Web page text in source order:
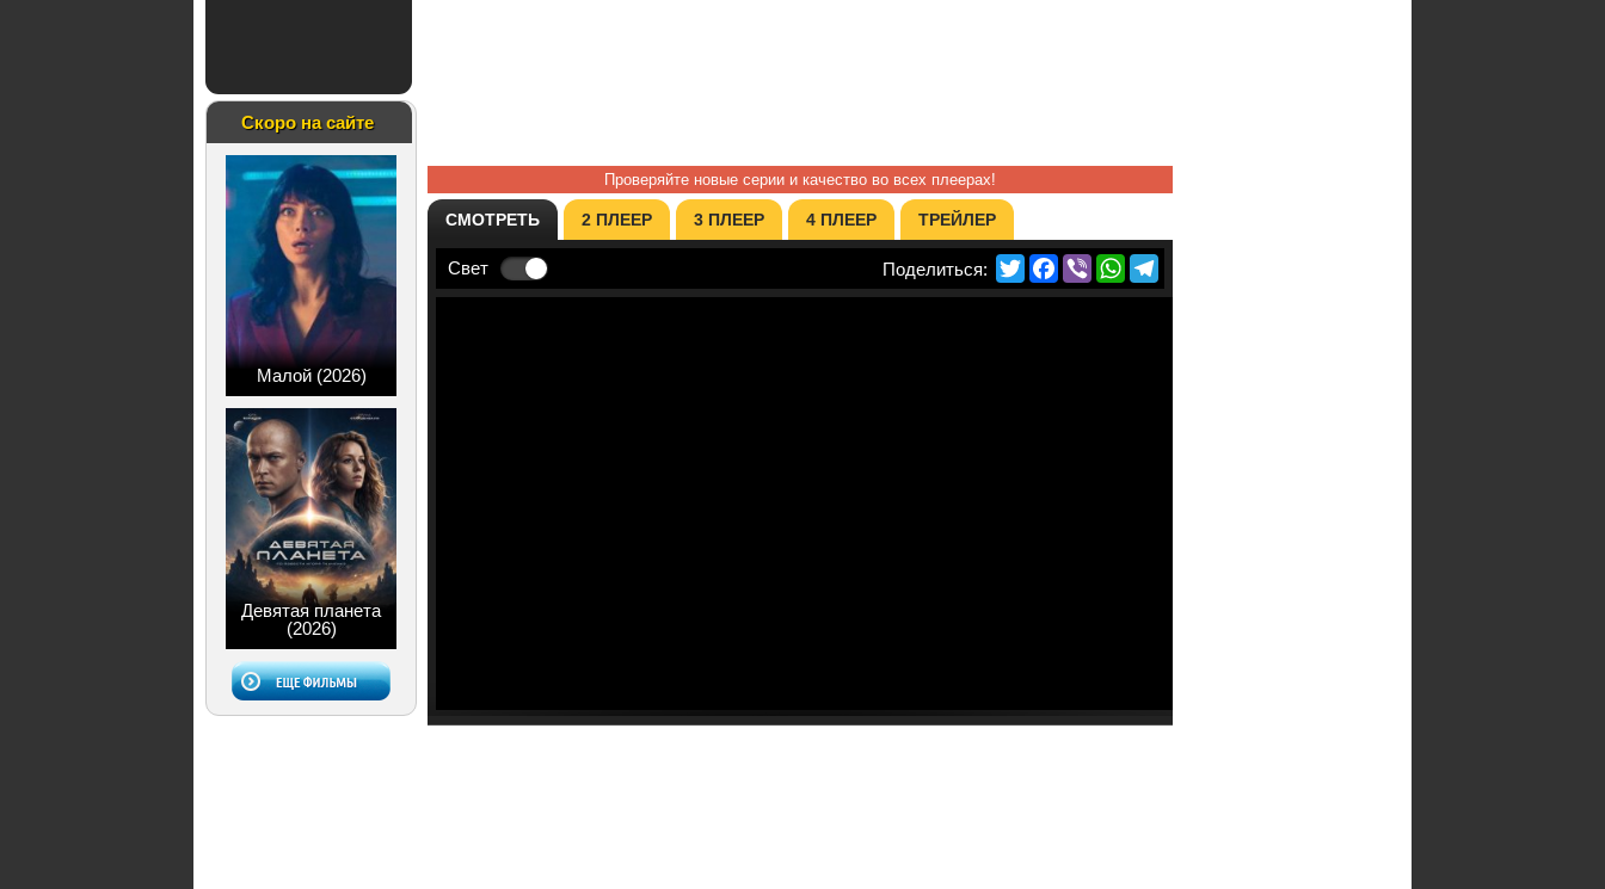
Скоро на сайте
Малой (2026)
Девятая планета
(2026)
Проверяйте новые серии и качество во всех плеерах!
СМОТРЕТЬ 2 ПЛЕЕР 3 ПЛЕЕР 4 ПЛЕЕР ТРЕЙЛЕР
Свет TwitterFacebook
ViberWhatsApp
Telegram